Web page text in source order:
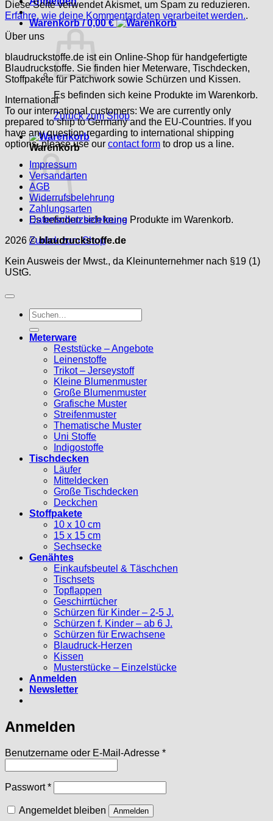
Warenkorb /0,00€
Es befinden sich keine Produkte im Warenkorb.
Zurück zum Shop
Warenkorb
Es befinden sich keine Produkte im Warenkorb.
Zurück zum Shop
Diese Seite verwendet Akismet, um Spam zu reduzieren.
Erfahre, wie deine Kommentardaten verarbeitet werden..
Über uns
blaudruckstoffe.de ist ein Online-Shop für handgefertigte
Blaudruckstoffe. Sie finden hier Meterware, Tischdecken,
Stoffpakete für Patchwork sowie Schürzen und Kissen.
International
To our international customers: We are currently only
prepared to ship to Germany and the EU-Countries. If you
have any question regarding to international shipping
options, please use our contact form to drop us a line.
Impressum
Versandarten
AGB
Widerrufsbelehrung
Zahlungsarten
Datenschutzbelehrung
2026 ©blaudruckstoffe.de
Kein Ausweis der Mwst., da Kleinunternehmer nach §19 (1)
UStG.
Suche
nach:
Meterware
Reststücke – Angebote
Leinenstoffe
Trikot – Jerseystoff
Kleine Blumenmuster
Große Blumenmuster
Grafische Muster
Streifenmuster
Thematische Muster
Uni Stoffe
Indigostoffe
Tischdecken
Läufer
Mitteldecken
Große Tischdecken
Deckchen
Stoffpakete
10 x 10 cm
15 x 15 cm
Sechsecke
Genähtes
Einkaufsbeutel & Täschchen
Tischsets
Topflappen
Geschirrtücher
Schürzen für Kinder – 2-5 J.
Schürzen f. Kinder – ab 6 J.
Schürzen für Erwachsene
Blaudruck-Herzen
Kissen
Musterstücke – Einzelstücke
Anmelden
Newsletter
Anmelden
Benutzername oder E-Mail-Adresse *Erforderlich
Passwort*Erforderlich
Angemeldet bleiben Anmelden